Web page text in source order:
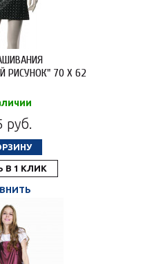
РИСУНОК" 70 X 62
руб.
В 1 КЛИК